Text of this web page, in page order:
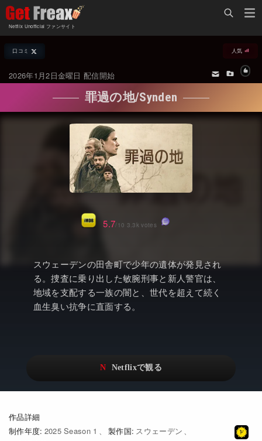
Netflix Unofficial ファンサイト
Netflix新着作品
オールジャンル
海外ドラマ・シリーズ
国内TV番組・ドラマ
アニメ
ドキュメンタリー
Netflixオリジナル作品
日本語吹替対応作品
その他の国のTV番組
配信終了予定の作品
海外ドラマ・ラインナップ
Netflix 人気ランキング
Netflix 全作品ラインナップ
Netflix配信作品カスタム検索
トレンド
Netflix・VOD総合News
Watchlistへ
Netflix Video
Netflix 吹替版作品
Netflix 高い評価の海外作品
口コミ 人気
2026年1月2日金曜日 配信開始
罪過の地/Synden
スウェーデンの田舎町で少年の遺体が発見され
る。捜査に乗り出した敏腕刑事と新人警官は、
地域を支配する一族の闇と、世代を超えて続く
血生臭い抗争に直面する。
作品詳細
制作年度 2025 Season 1 製作国 スウェーデン
5.7/10 3.3k votes